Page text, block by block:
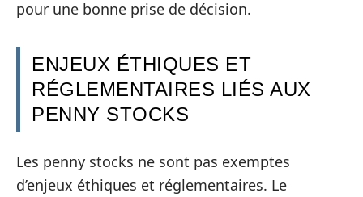
pour une bonne prise de décision.
ENJEUX ÉTHIQUES ET
RÉGLEMENTAIRES LIÉS AUX
PENNY STOCKS
Les penny stocks ne sont pas exemptes
d’enjeux éthiques et réglementaires. Le